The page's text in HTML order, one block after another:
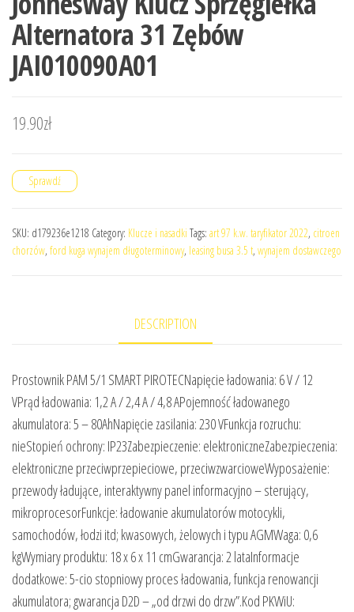
Alternatora 31 Zębów
JAI010090A01
19.90zł
Sprawdź
SKU: d179236e1218 Category: Klucze i nasadki Tags: art 97 k.w. taryfikator 2022, citroen
chorzów, ford kuga wynajem długoterminowy, leasing busa 3.5 t, wynajem dostawczego
DESCRIPTION
Prostownik PAM 5/1 SMART PIROTECNapięcie ładowania: 6 V / 12
VPrąd ładowania: 1,2 A / 2,4 A / 4,8 APojemność ładowanego
akumulatora: 5 – 80AhNapięcie zasilania: 230 VFunkcja rozruchu:
nieStopień ochrony: IP23Zabezpieczenie: elektroniczneZabezpieczenia:
elektroniczne przeciwprzepieciowe, przeciwzwarcioweWyposażenie:
przewody ładujące, interaktywny panel informacyjno – sterujący,
mikroprocesorFunkcje: ładowanie akumulatorów motocykli,
samochodów, łodzi itd; kwasowych, żelowych i typu AGMWaga: 0,6
kgWymiary produktu: 18 x 6 x 11 cmGwarancja: 2 lataInformacje
dodatkowe: 5-cio stopniowy proces ładowania, funkcja renowancji
akumulatora; gwarancja D2D – „od drzwi do drzw”.Kod PKWiU: